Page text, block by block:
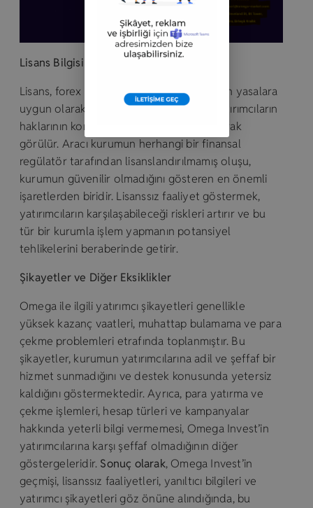
Lisans Bilgisi
Lisans, forex piyasasında bir aracı kurumun yasalara
uygun olarak faaliyet gösterdiğinin ve yatırımcıların
haklarının korunduğunun bir garantisi olarak
görülür. Aracı kurumun herhangi bir finansal
regülatör tarafından lisanslandırılmamış oluşu,
kurumun güvenilir olmadığını gösteren en önemli
işaretlerden biridir. Lisanssız faaliyet göstermek,
yatırımcıların karşılaşabileceği riskleri artırır ve bu
tür bir kurumla işlem yapmanın potansiyel
tehlikelerini beraberinde getirir.
Şikayetler ve Diğer Eksiklikler
Omega ile ilgili yatırımcı şikayetleri genellikle
yüksek kazanç vaatleri, muhattap bulamama ve para
çekme problemleri etrafında toplanmıştır. Bu
şikayetler, kurumun yatırımcılarına adil ve şeffaf bir
hizmet sunmadığını ve destek konusunda yetersiz
kaldığını göstermektedir. Ayrıca, para yatırma ve
çekme işlemleri, hesap türleri ve kampanyalar
hakkında yeterli bilgi vermemesi, Omega Invest’in
yatırımcılarına karşı şeffaf olmadığının diğer
göstergeleridir. Sonuç olarak, Omega Invest’in
geçmişi, lisanssız faaliyetleri, yanıltıcı bilgileri ve
yatırımcı şikayetleri göz önüne alındığında, bu